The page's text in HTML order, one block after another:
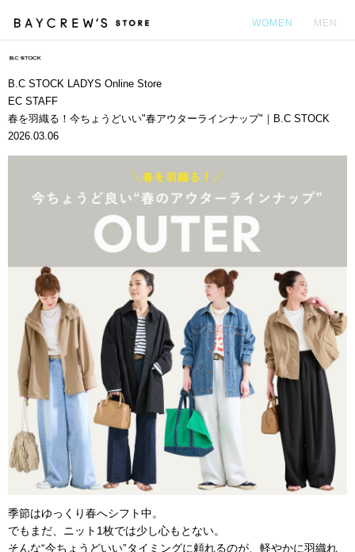
WOMEN MEN
B.C STOCK LADYS Online Store
EC STAFF
春を羽織る！今ちょうどいい"春アウターラインナップ"｜B.C STOCK
2026.03.06
季節はゆっくり春へシフト中。
でもまだ、ニット1枚では少し心もとない。
そんな“今ちょうどいい”タイミングに頼れるのが、軽やかに羽織れ